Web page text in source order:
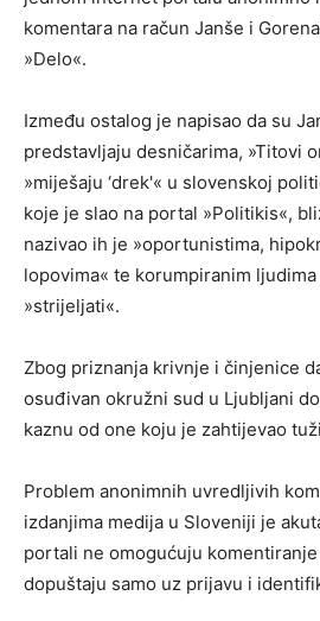
komentara na račun Janše i
»Delo«.
Između ostalog je napisao da su
predstavljaju desničarima, »Titovi
»miješaju ‘drek'« u slovenskoj
koje je slao na portal »Politikis«,
nazivao ih je »oportunistima,
lopovima« te korumpiranim
»strijeljati«.
Zbog priznanja krivnje i činjenice
osuđivan okružni sud u Ljubljani
kaznu od one koju je zahtijevao
Problem anonimnih uvredljivih
izdanjima medija u Sloveniji je
portali ne omogućuju
dopuštaju samo uz prijavu i